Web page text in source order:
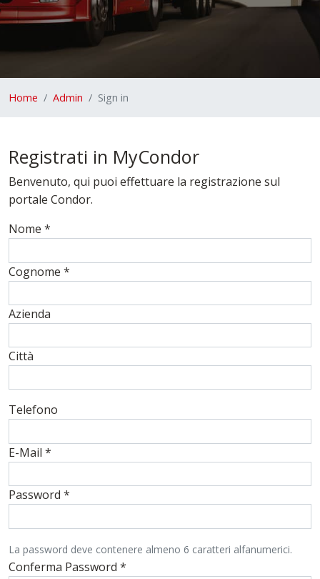
Home Admin Sign in
Registrati in MyCondor
Benvenuto, qui puoi effettuare la registrazione sul
portale Condor.
Nome *
Cognome *
Azienda
Città
Telefono
E-Mail *
Password *
La password deve contenere almeno 6 caratteri alfanumerici.
Conferma Password *